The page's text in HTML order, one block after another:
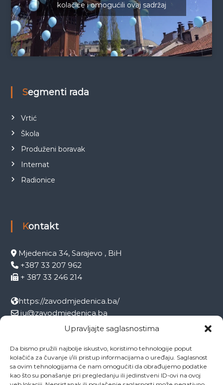
Upravljajte saglasnostima
Da bismo pružili najbolje iskustvo, koristimo tehnologije poput
kolačića za čuvanje i/ili pristup informacijama o uređaju. Saglasnost
sa ovim tehnologijama će nam omogućiti da obrađujemo podatke
kao što su ponašanje pri pregledanju ili jedinstveni ID-ovi na ovoj
kolačiće i omogućili ovaj sadržaj
Segmenti rada
Vrtić
Škola
Produženi boravak
Internat
Radionice
Kontakt
Mjedenica 34, Sarajevo , BiH
+387 33 207 962
+ 387 33 246 214
https://zavodmjedenica.ba/
ju@zavodmjedenica.ba
info@zamjed.edu.ba
Direktor:
+ 387 33 207 963
Sekretar:
+ 387 33 215 668
Pedagog:
+ 387 33 246 212